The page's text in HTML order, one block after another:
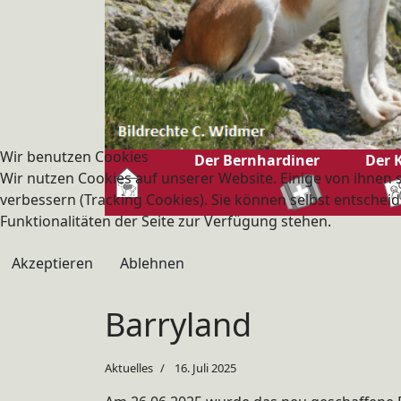
Der Bernhardiner Der
Barryland
Aktuelles 16. Juli 2025
Wir benutzen Cookies
Wir nutzen Cookies auf unserer Website. Einige von
verbessern (Tracking Cookies). Sie können selbst
Funktionalitäten der Seite zur Verfügung stehen.
Akzeptieren Ablehnen